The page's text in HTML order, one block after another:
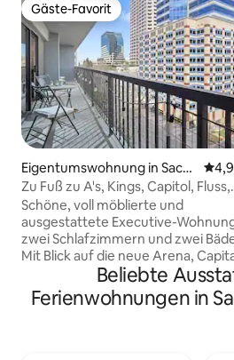
Gäste-Favorit
Gäste-Favorit
Eigentumswohnung in Sacra
mento
Zu Fuß zu A's, Kings, Capitol, Fluss,
kostenlose Parkplätze
Schöne, voll möblierte und
ausgestattete Executive-
zwei Schlafzimmern und zwei
Mit Blick auf die neue Arena,
Raley Field Scoreboard. In einem
abgeschlossenen, sicheren
Alles zu Fuß erreichbar ... Pool,
Beliebte
Ferienwohnungen in